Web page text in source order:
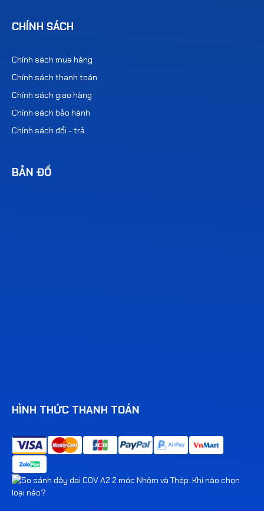
CHÍNH SÁCH
Chính sách mua hàng
Chính sách thanh toán
Chính sách giao hàng
Chính sách bảo hành
Chính sách đổi - trả
BẢN ĐỒ
HÌNH THỨC THANH TOÁN